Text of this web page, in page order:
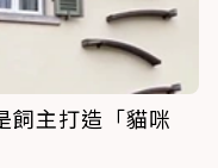
飼主打造「貓咪